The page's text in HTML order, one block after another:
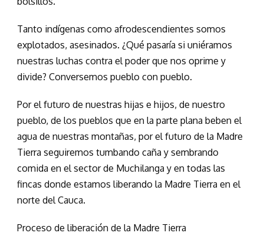
Tanto indígenas como afrodescendientes somos
explotados, asesinados. ¿Qué pasaría si uniéramos
nuestras luchas contra el poder que nos oprime y
divide? Conversemos pueblo con pueblo.
Por el futuro de nuestras hijas e hijos, de nuestro
pueblo, de los pueblos que en la parte plana beben el
agua de nuestras montañas, por el futuro de la Madre
Tierra seguiremos tumbando caña y sembrando
comida en el sectorde Muchilanga y en todas las
fincas donde estamos liberando la Madre Tierra en el
norte del Cauca.
Proceso de liberación de la Madre Tierra